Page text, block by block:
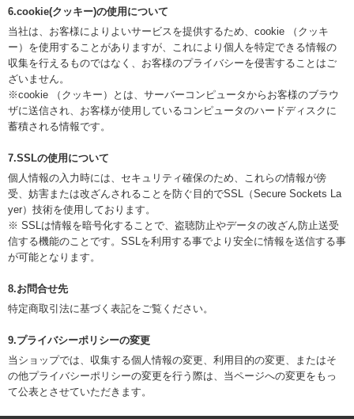
6.cookie(クッキー)の使用について
当社は、お客様によりよいサービスを提供するため、cookie （クッキ
ー）を使用することがありますが、これにより個人を特定できる情報の
収集を行えるものではなく、お客様のプライバシーを侵害することはご
ざいません。
※cookie （クッキー）とは、サーバーコンピュータからお客様のブラウ
ザに送信され、お客様が使用しているコンピュータのハードディスクに
蓄積される情報です。
7.SSLの使用について
個人情報の入力時には、セキュリティ確保のため、これらの情報が傍
受、妨害または改ざんされることを防ぐ目的でSSL（Secure Sockets La
yer）技術を使用しております。
※ SSLは情報を暗号化することで、盗聴防止やデータの改ざん防止送受
信する機能のことです。SSLを利用する事でより安全に情報を送信する事
が可能となります。
8.お問合せ先
特定商取引法に基づく表記をご覧ください。
9.プライバシーポリシーの変更
当ショップでは、収集する個人情報の変更、利用目的の変更、またはそ
の他プライバシーポリシーの変更を行う際は、当ページへの変更をもっ
て公表とさせていただきます。